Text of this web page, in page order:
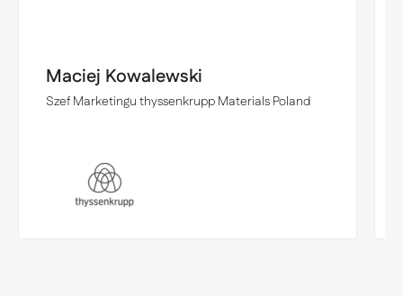
Maciej Kowalewski
Szef Marketingu thyssenkrupp Materials Poland